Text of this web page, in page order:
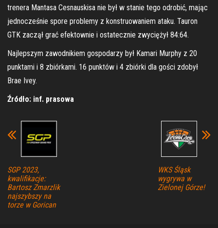
trenera Mantasa Cesnauskisa nie był w stanie tego odrobić, mając
jednocześnie spore problemy z konstruowaniem ataku. Tauron
GTK zaczął grać efektownie i ostatecznie zwyciężył 84:64.
Najlepszym zawodnikiem gospodarzy był Kamari Murphy z 20
punktami i 8 zbiórkami. 16 punktów i 4 zbiórki dla gości zdobył
Brae Ivey.
Źródło: inf. prasowa
SGP 2023,
kwalifikacje:
Bartosz Zmarzlik
najszybszy na
torze w Gorican
WKS Śląsk
wygrywa w
Zielonej Górze!